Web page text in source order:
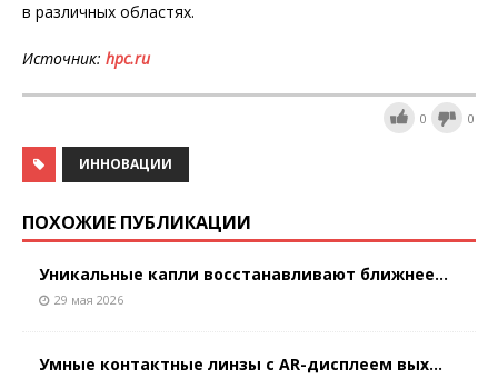
в различных областях.
Источник: hpc.ru
0 0
ИННОВАЦИИ
ПОХОЖИЕ ПУБЛИКАЦИИ
Уникальные капли восстанавливают ближнее...
29 мая 2026
Умные контактные линзы с AR-дисплеем вых...